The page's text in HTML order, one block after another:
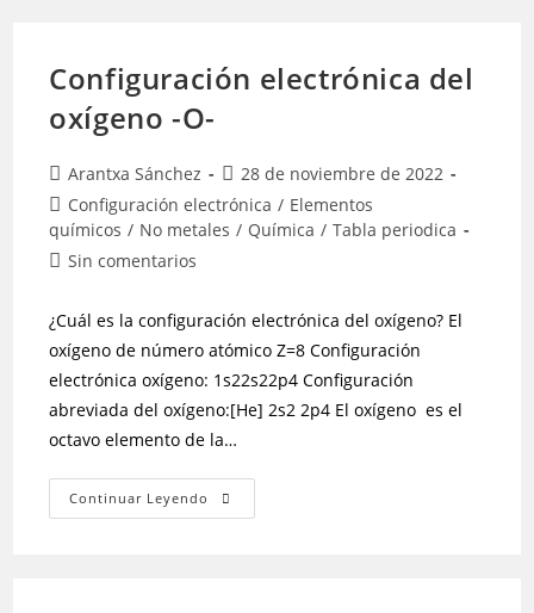
Configuración electrónica del
oxígeno -O-
Arantxa Sánchez
28 de noviembre de 2022
Configuración electrónica / Elementos
químicos / No metales / Química / Tabla periodica
Sin comentarios
¿Cuál es la configuración electrónica del oxígeno? El
oxígeno de número atómico Z=8 Configuración
electrónica oxígeno: 1s22s22p4 Configuración
abreviada del oxígeno:[He] 2s2 2p4 El oxígeno es el
octavo elemento de la…
Continuar Leyendo